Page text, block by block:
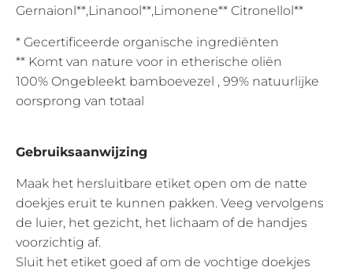
Gernaionl**,Linanool**,Limonene** Citronellol**
* Gecertificeerde organische ingrediënten
** Komt van nature voor in etherische oliën
100% Ongebleekt bamboevezel , 99% natuurlijke
oorsprong van totaal
Gebruiksaanwijzing
Maak het hersluitbare etiket open om de natte
doekjes eruit te kunnen pakken. Veeg vervolgens
de luier, het gezicht, het lichaam of de handjes
voorzichtig af.
Sluit het etiket goed af om de vochtige doekjes